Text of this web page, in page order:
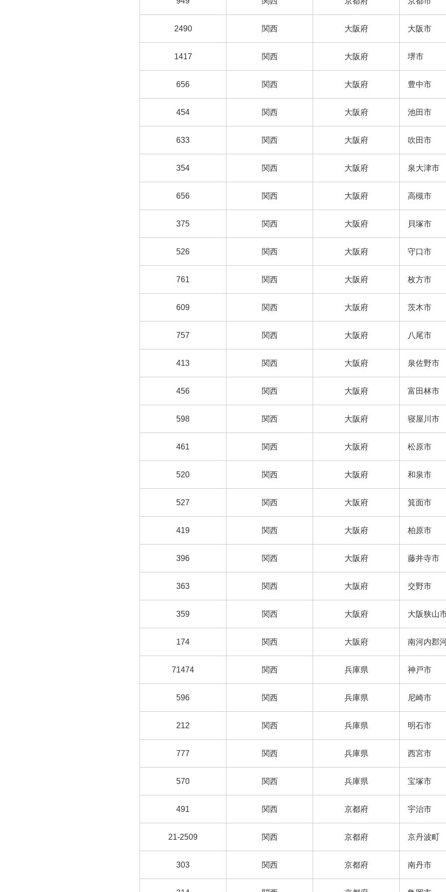
2490 関西 大阪府 大阪市
1417 関西 大阪府 堺市
656 関西 大阪府 豊中市
454 関西 大阪府 池田市
633 関西 大阪府 吹田市
354 関西 大阪府 泉大津市
656 関西 大阪府 高槻市
375 関西 大阪府 貝塚市
526 関西 大阪府 守口市
761 関西 大阪府 枚方市
609 関西 大阪府 茨木市
757 関西 大阪府 八尾市
413 関西 大阪府 泉佐野市
456 関西 大阪府 富田林市
598 関西 大阪府 寝屋川市
461 関西 大阪府 松原市
520 関西 大阪府 和泉市
527 関西 大阪府 箕面市
419 関西 大阪府 柏原市
396 関西 大阪府 藤井寺市
363 関西 大阪府 交野市
359 関西 大阪府 大阪狭山
174 関西 大阪府 南河内郡
71474 関西 兵庫県 神戸市
596 関西 兵庫県 尼崎市
212 関西 兵庫県 明石市
777 関西 兵庫県 西宮市
570 関西 兵庫県 宝塚市
491 関西 京都府 宇治市
21-2509 関西 京都府 京丹波町
303 関西 京都府 南丹市